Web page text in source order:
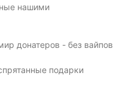
нашими
донатеров - без вайпов
подарки